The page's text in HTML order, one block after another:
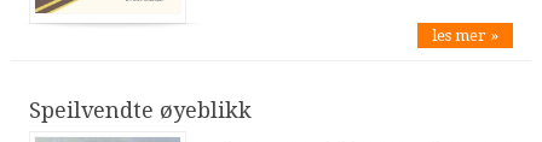
les mer »
Speilvendte øyeblikk